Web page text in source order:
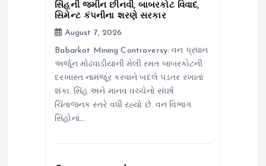
સિંહની જમીન છીનવી, બાબરકોટ વિવાદ,
સિમેન્ટ કંપનીના શરણે સરકાર
August 7, 2026
Babarkot Mining Controversy: વન પ્રધાન
અર્જૂન મોઢવાડીયાની મેલી રમત બાબરકોટની
દરખાસ્ત નામંજૂર કરવાને બદલે પડતર રખાતાં
શંકા. સિંહ અને માનવ વચ્ચેનો સંઘર્ષ
ચિંતાજનક સ્તરે વધી રહ્યો છે. વન વિભાગ
સિંહોનાં…